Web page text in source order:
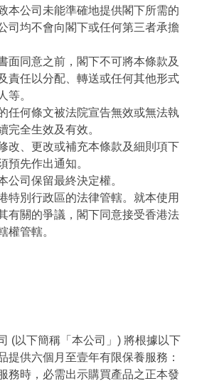
本公司未能準確地提供閣下所需的
司均不會向閣下或任何第三者承擔
面同意之前，閣下不可將本條款及
責任以分配、轉送或任何其他形式
等。
任何條文被法院宣告無效或無法執
完全生效及有效。
改、更改或補充本條款及細則項下
預先作出通知。
公司保留最終決定權。
特別行政區的法律管轄。就本使用
有關的爭議，閣下同意接受香港法
權管轄。
(以下簡稱「本公司」) 將根據以下
提供六個月至壹年有限保養服務：
務時，必需出示購買產品之正本發